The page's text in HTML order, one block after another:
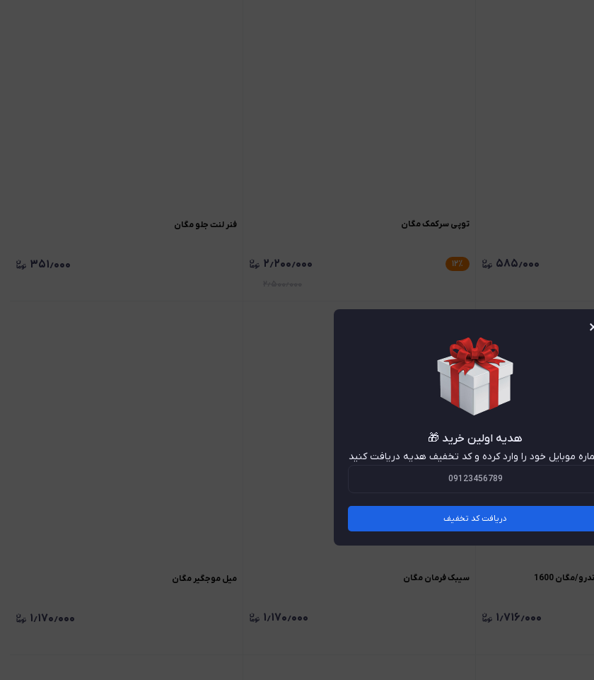
۵۸۵٫۰۰۰
توپی سرکمک مگان
۱۲٪ ۲٫۲۰۰٫۰۰۰
فنر لنت جلو مگان
۳۵۱٫۰۰۰
۱٫۷۱۶٫۰۰۰
سیبک فرمان مگان
۱٫۱۷۰٫۰۰۰
میل موجگیر مگان
۱٫۱۷۰٫۰۰۰
هدیه اولین خرید 🎁
موبایل خود را وارد کرده و کد تخفیف هدیه دریافت کنید
دریافت کد تخفیف